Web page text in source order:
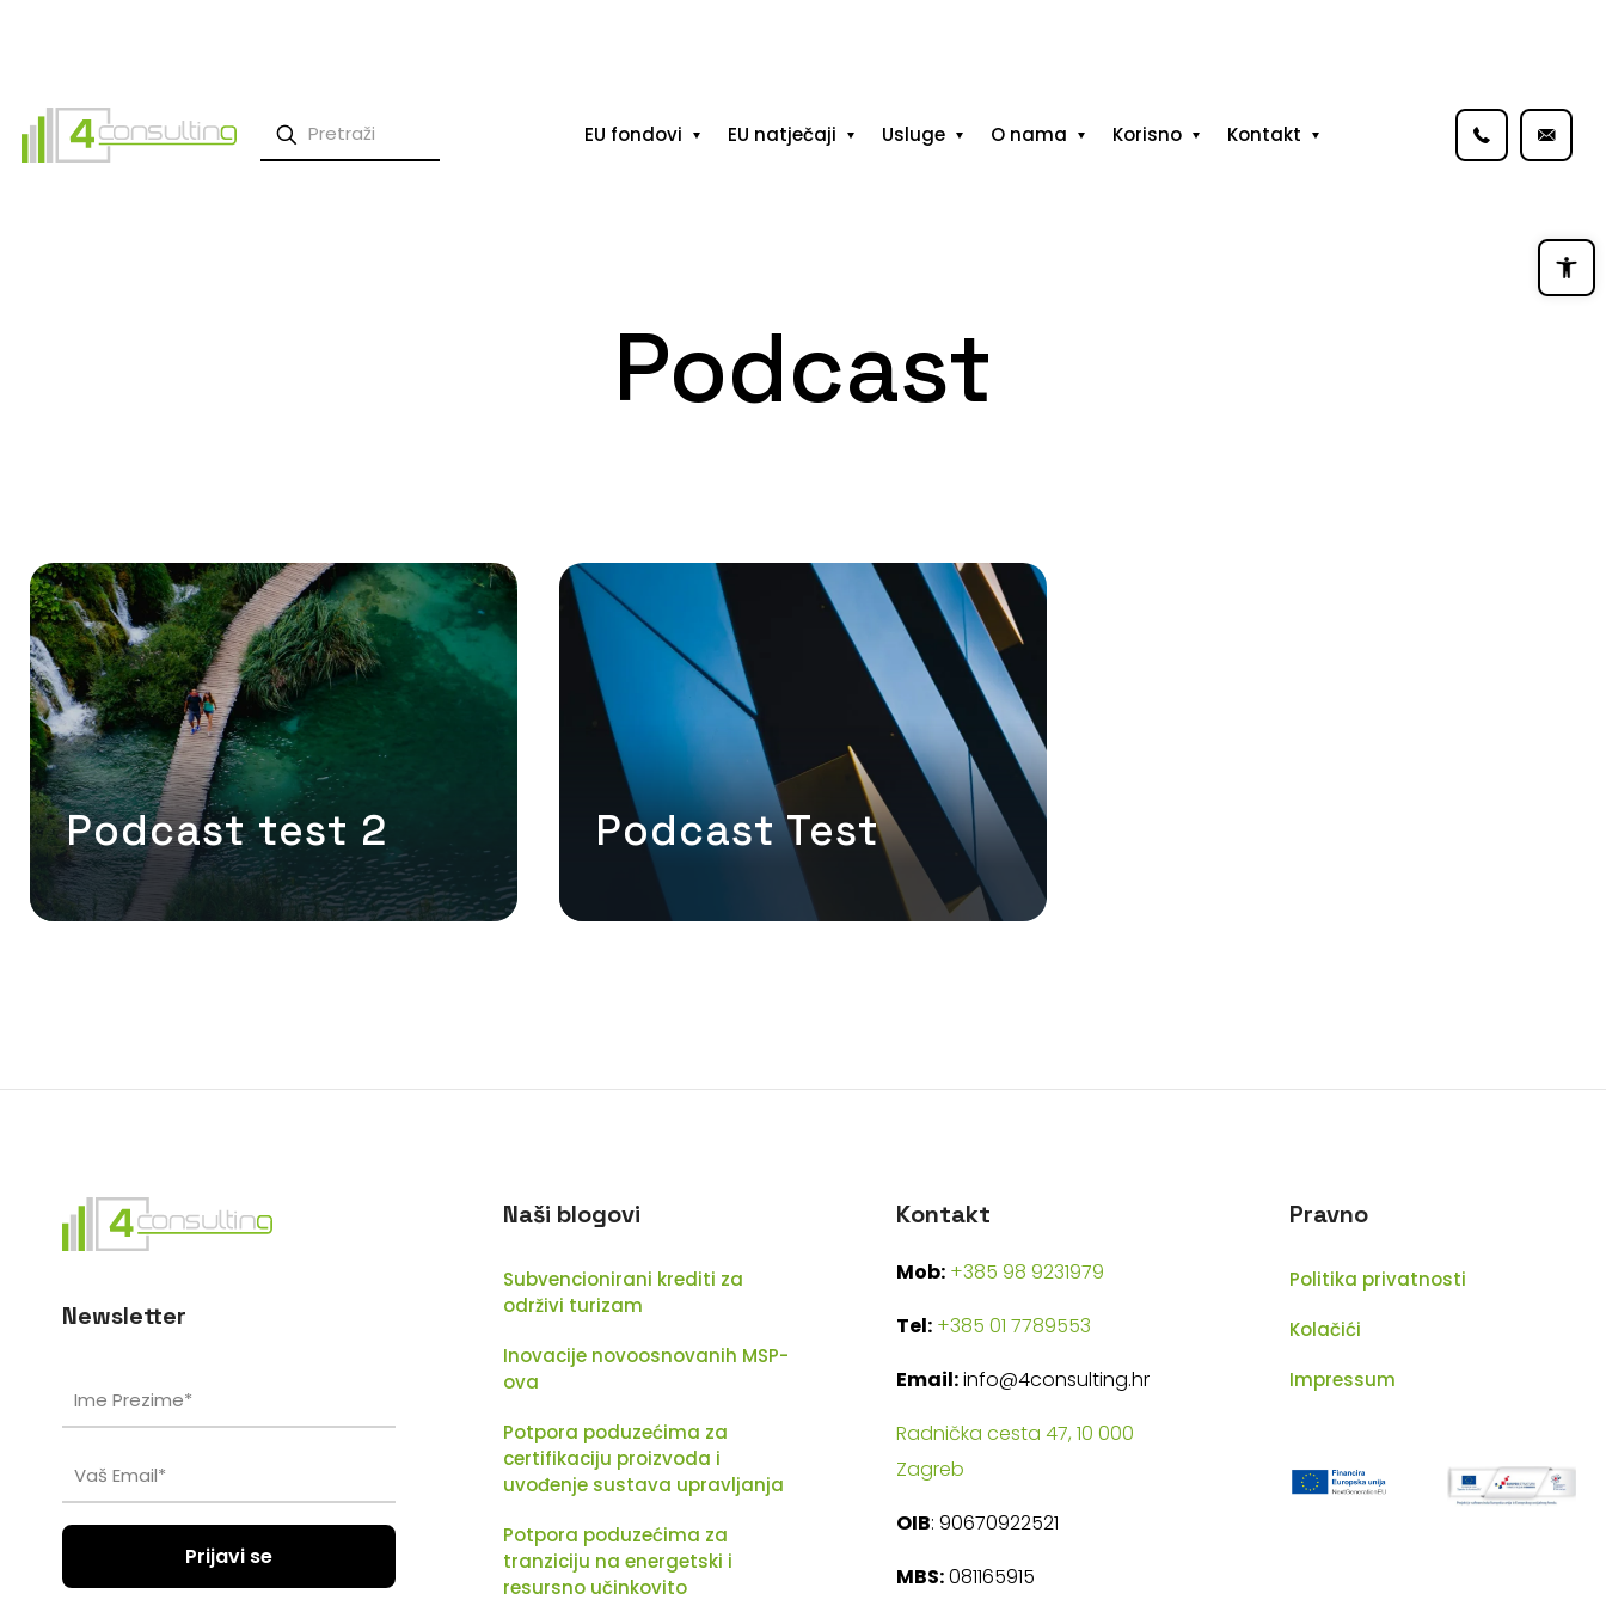
EU fondovi EU natječaji Usluge O nama Korisno Kontakt
Podcast
Podcast test 2 Podcast Test
Newsletter
Naši blogovi
Subvencionirani krediti za
održivi turizam
Inovacije novoosnovanih MSP-
ova
Potpora poduzećima za
certifikaciju proizvoda i
uvođenje sustava upravljanja
Potpora poduzećima za
tranziciju na energetski i
resursno učinkovito
Kontakt
Mob: +385 98 9231979
Tel: +385 01 7789553
Email:info@4consulting.hr
Radnička cesta 47, 10 000
Zagreb
OIB: 90670922521
MBS:081165915
Pravno
Politika privatnosti
Kolačići
Impressum